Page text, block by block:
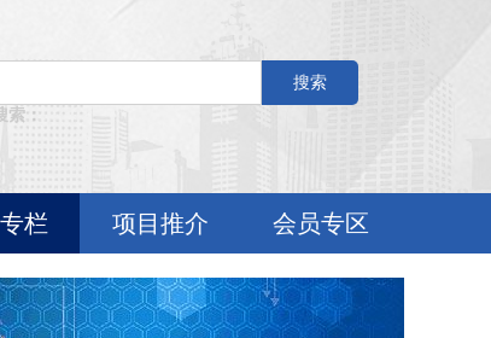
搜索
索：
栏 项目推介 会员专区